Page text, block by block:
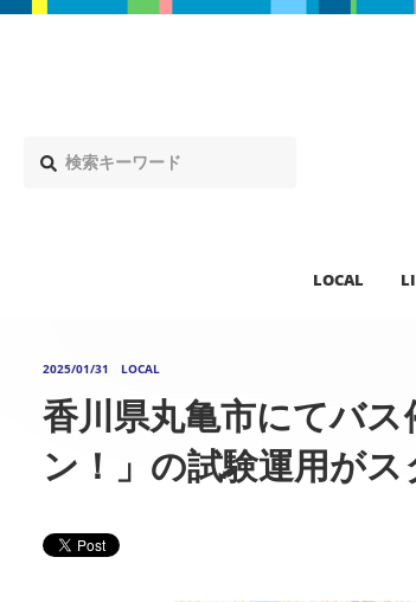
LOCAL
2025/01/31 LOCAL
香川県丸亀市にてバ
ン！」の試験運用がス